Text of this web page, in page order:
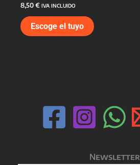
8,50€ IVA INCLUIDO
Escoge el tuyo
Newsletter